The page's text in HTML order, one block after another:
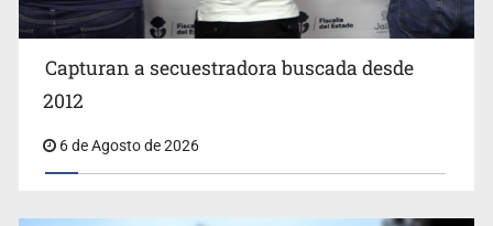
Cae ex mando por agresión a ex pareja y procesan a
agente por abuso a menor
Capturan a secuestradora buscada desde
2012
6 de Agosto de 2026